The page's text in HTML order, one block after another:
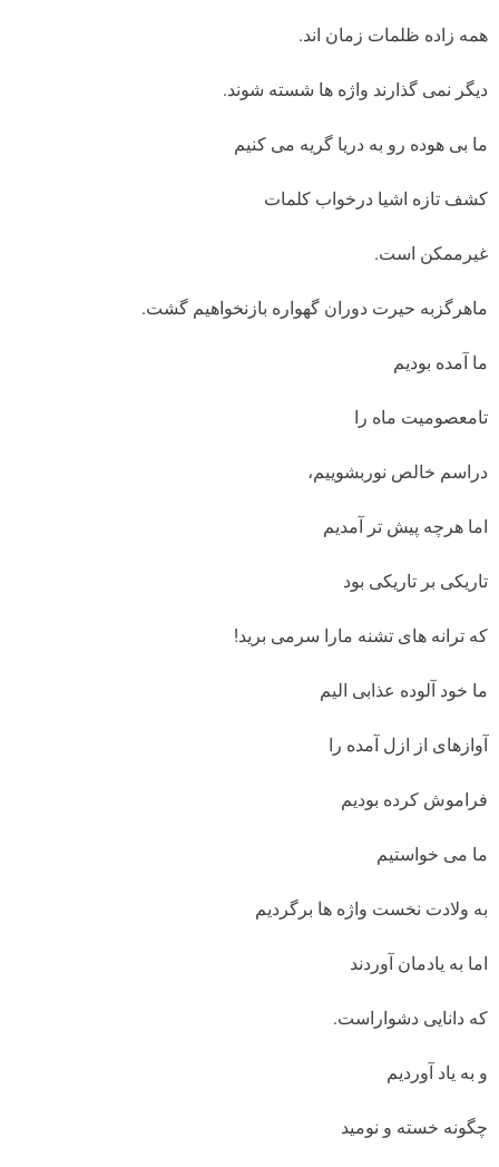
همه زاده ظلمات زمان اند.
دیگر نمی گذارند واژه ها شسته شوند.
ما بی هوده رو به دریا گریه می کنیم
کشف تازه اشیا درخواب کلمات
غیرممکن است.
ماهرگزبه حیرت دوران گهواره بازنخواهیم گشت.
ما آمده بودیم
تامعصومیت ماه را
دراسم خالص نوربشوییم،
اما هرچه پیش تر آمدیم
تاریکی بر تاریکی بود
که ترانه های تشنه مارا سرمی برید!
ما خود آلوده عذابی الیم
آوازهای از ازل آمده را
فراموش کرده بودیم
ما می خواستیم
به ولادت نخست واژه ها برگردیم
اما به یادمان آوردند
که دانایی دشواراست.
و به یاد آوردیم
چگونه خسته و نومید